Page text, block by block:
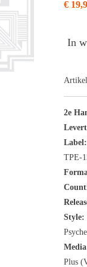
€
In
2e
Label:
TPE-
Style:
Plus